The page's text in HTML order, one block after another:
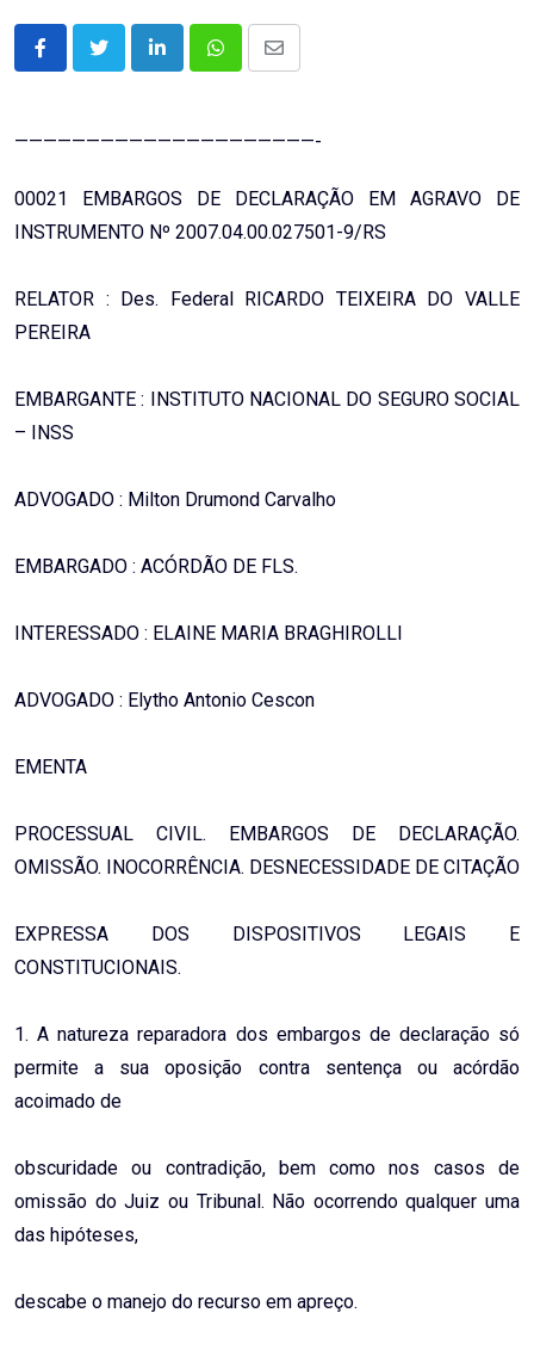
LinkedInWhatsappShare
—————————————————————-
00021 EMBARGOS DE DECLARAÇÃO EM AGRAVO DE
INSTRUMENTO Nº 2007.04.00.027501-9/RS
RELATOR : Des. Federal RICARDO TEIXEIRA DO VALLE
PEREIRA
EMBARGANTE : INSTITUTO NACIONAL DO SEGURO SOCIAL
– INSS
ADVOGADO : Milton Drumond Carvalho
EMBARGADO : ACÓRDÃO DE FLS.
INTERESSADO : ELAINE MARIA BRAGHIROLLI
ADVOGADO : Elytho Antonio Cescon
EMENTA
PROCESSUAL CIVIL. EMBARGOS DE DECLARAÇÃO.
OMISSÃO. INOCORRÊNCIA. DESNECESSIDADE DE CITAÇÃO
EXPRESSA DOS DISPOSITIVOS LEGAIS E
CONSTITUCIONAIS.
1. A natureza reparadora dos embargos de declaração só
permite a sua oposição contra sentença ou acórdão
acoimado de
obscuridade ou contradição, bem como nos casos de
omissão do Juiz ou Tribunal. Não ocorrendo qualquer uma
das hipóteses,
descabe o manejo do recurso em apreço.